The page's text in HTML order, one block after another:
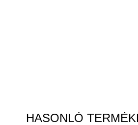
HASONLÓ